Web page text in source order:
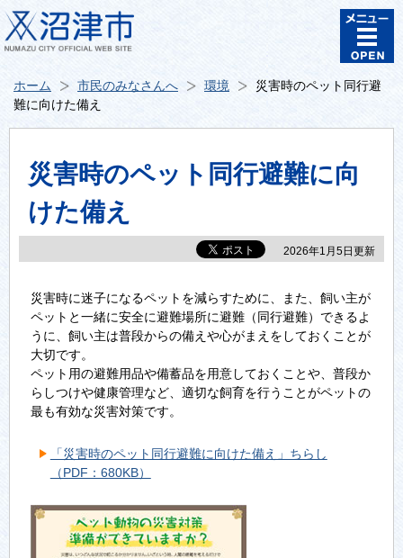
ホーム 市民のみなさんへ 環境
災害時のペット同行避
難に向けた備え
災害時のペット同行避難に向
けた備え
2026年1月5日更新
災害時に迷子になるペットを減らすために、また、飼い主が
ペットと一緒に安全に避難場所に避難（同行避難）できるよ
うに、飼い主は普段からの備えや心がまえをしておくことが
大切です。
ペット用の避難用品や備蓄品を用意しておくことや、普段か
らしつけや健康管理など、適切な飼育を行うことがペットの
最も有効な災害対策です。
「災害時のペット同行避難に向けた備え」ちらし
（PDF：680KB）